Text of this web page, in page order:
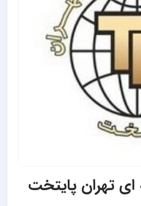
ای تهران پایتخت